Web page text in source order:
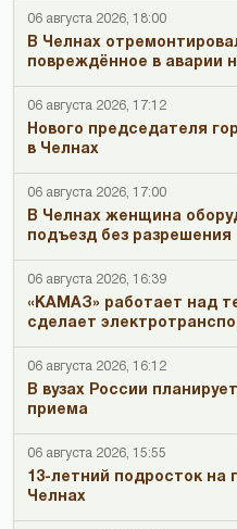
06 августа 2026, 18:00
В Челнах
повреждённое в аварии
06 августа 2026, 17:12
Нового председателя
в Челнах
06 августа 2026, 17:00
В Челнах женщина
подъезд без разрешения
06 августа 2026, 16:39
«КАМАЗ» работает над
сделает
06 августа 2026, 16:12
В вузах России
приема
06 августа 2026, 15:55
13-летний подросток на
Челнах